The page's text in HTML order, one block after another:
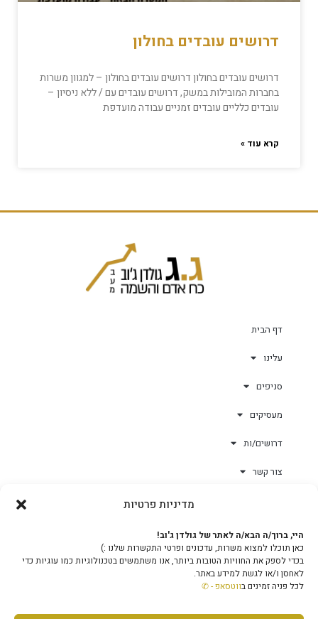
מדיניות פרטיות
היי, ברוך/ה הבא/ה לאתר של גולדן ג'וב!
כאן תוכלו למצוא משרות, עדכונים ופרטי התקשרות שלנו :)
בכדי לספק את החוויות הטובות ביותר, אנו משתמשים בטכנולוגיות כמו עוגיות כדי
לאחסן ו/או לגשת למידע באתר.
לכל פניה זמינים בווטסאפ - ✆
דרושים עובדים בחולון
דרושים עובדים בחולון דרושים עובדים בחולון – למגוון משרות
בחברות המובילות במשק, דרושים עובדים עם / ללא ניסיון –
עובדים כלליים עובדים זמניים עבודה מועדפת
קרא עוד »
דף הבית
עלינו
סניפים
מעסיקים
דרושים/ות
צור קשר
צוות